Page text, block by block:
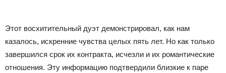
Этот восхитительный дуэт демонстрировал, как нам
казалось, искренние чувства целых пять лет. Но как только
завершился срок их контракта, исчезли и их романтические
отношения. Эту информацию подтвердили близкие к паре